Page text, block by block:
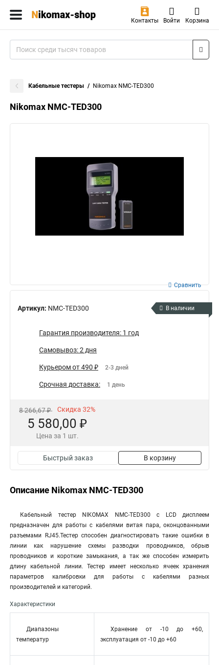
Контакты Войти Корзина
Кабельные тестеры Nikomax NMC-TED300
Nikomax NMC-TED300
Артикул: NMC-TED300
Сравнить
В наличии
Гарантия производителя: 1 год
Самовывоз: 2 дня
Курьером от 490 ₽ 2-3 дней
Срочная доставка: 1 день
8 266,67 ₽ Скидка 32%
5 580,00 ₽
Цена за 1 шт.
Быстрый заказ В корзину
Описание Nikomax NMC-TED300
Кабельный тестер NIKOMAX NMC-TED300 с LCD дисплеем
предназначен для работы с кабелями витая пара, оконцованными
разъемами RJ45.Тестер способен диагностировать такие ошибки в
линии как нарушение схемы разводки проводников, обрыв
проводников и короткие замыкания, а так же способен измерить
длину кабельной линии. Тестер имеет несколько ячеек хранения
параметров калибровки для работы с кабелями разных
производителей и категорий.
Характеристики
Диапазоны
температур
Хранение от -10 до +60,
эксплуатация от -10 до +60